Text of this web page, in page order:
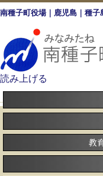
南種子町役場｜鹿児島｜種子
読み上げる